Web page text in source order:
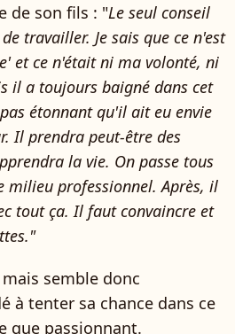
de son fils : "Le seul conseil
travailler. Je sais que ce n'est
et ce n'était ni ma volonté, ni
il a toujours baigné dans cet
étonnant qu'il ait eu envie
Il prendra peut-être des
la vie. On passe tous
milieu professionnel. Après, il
tout ça. Il faut convaincre et
semble donc
à tenter sa chance dans ce
que passionnant.